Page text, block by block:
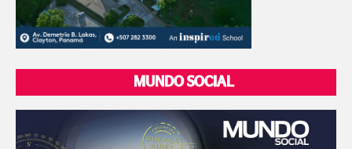
MUNDO SOCIAL